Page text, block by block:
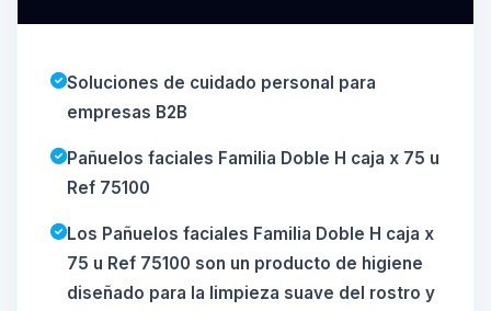
Soluciones de cuidado personal para
empresas B2B
Pañuelos faciales Familia Doble H caja x 75 u
Ref 75100
Los Pañuelos faciales Familia Doble H caja x
75 u Ref 75100 son un producto de higiene
diseñado para la limpieza suave del rostro y